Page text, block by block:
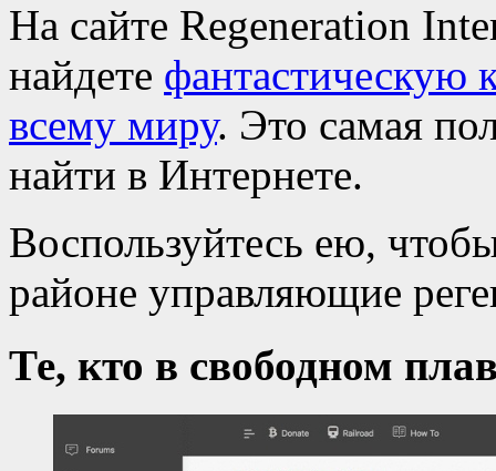
На сайте Regeneration
найдете фантастическую
всему миру. Это самая
найти в Интернете.
Воспользуйтесь ею,
районе управляющие
Те, кто в свободном